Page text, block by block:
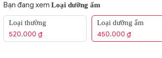
Bạn đang xem Loại dưỡng ẩm
Loại thường
520.000 ₫
Loại dưỡng ẩm
450.000 ₫